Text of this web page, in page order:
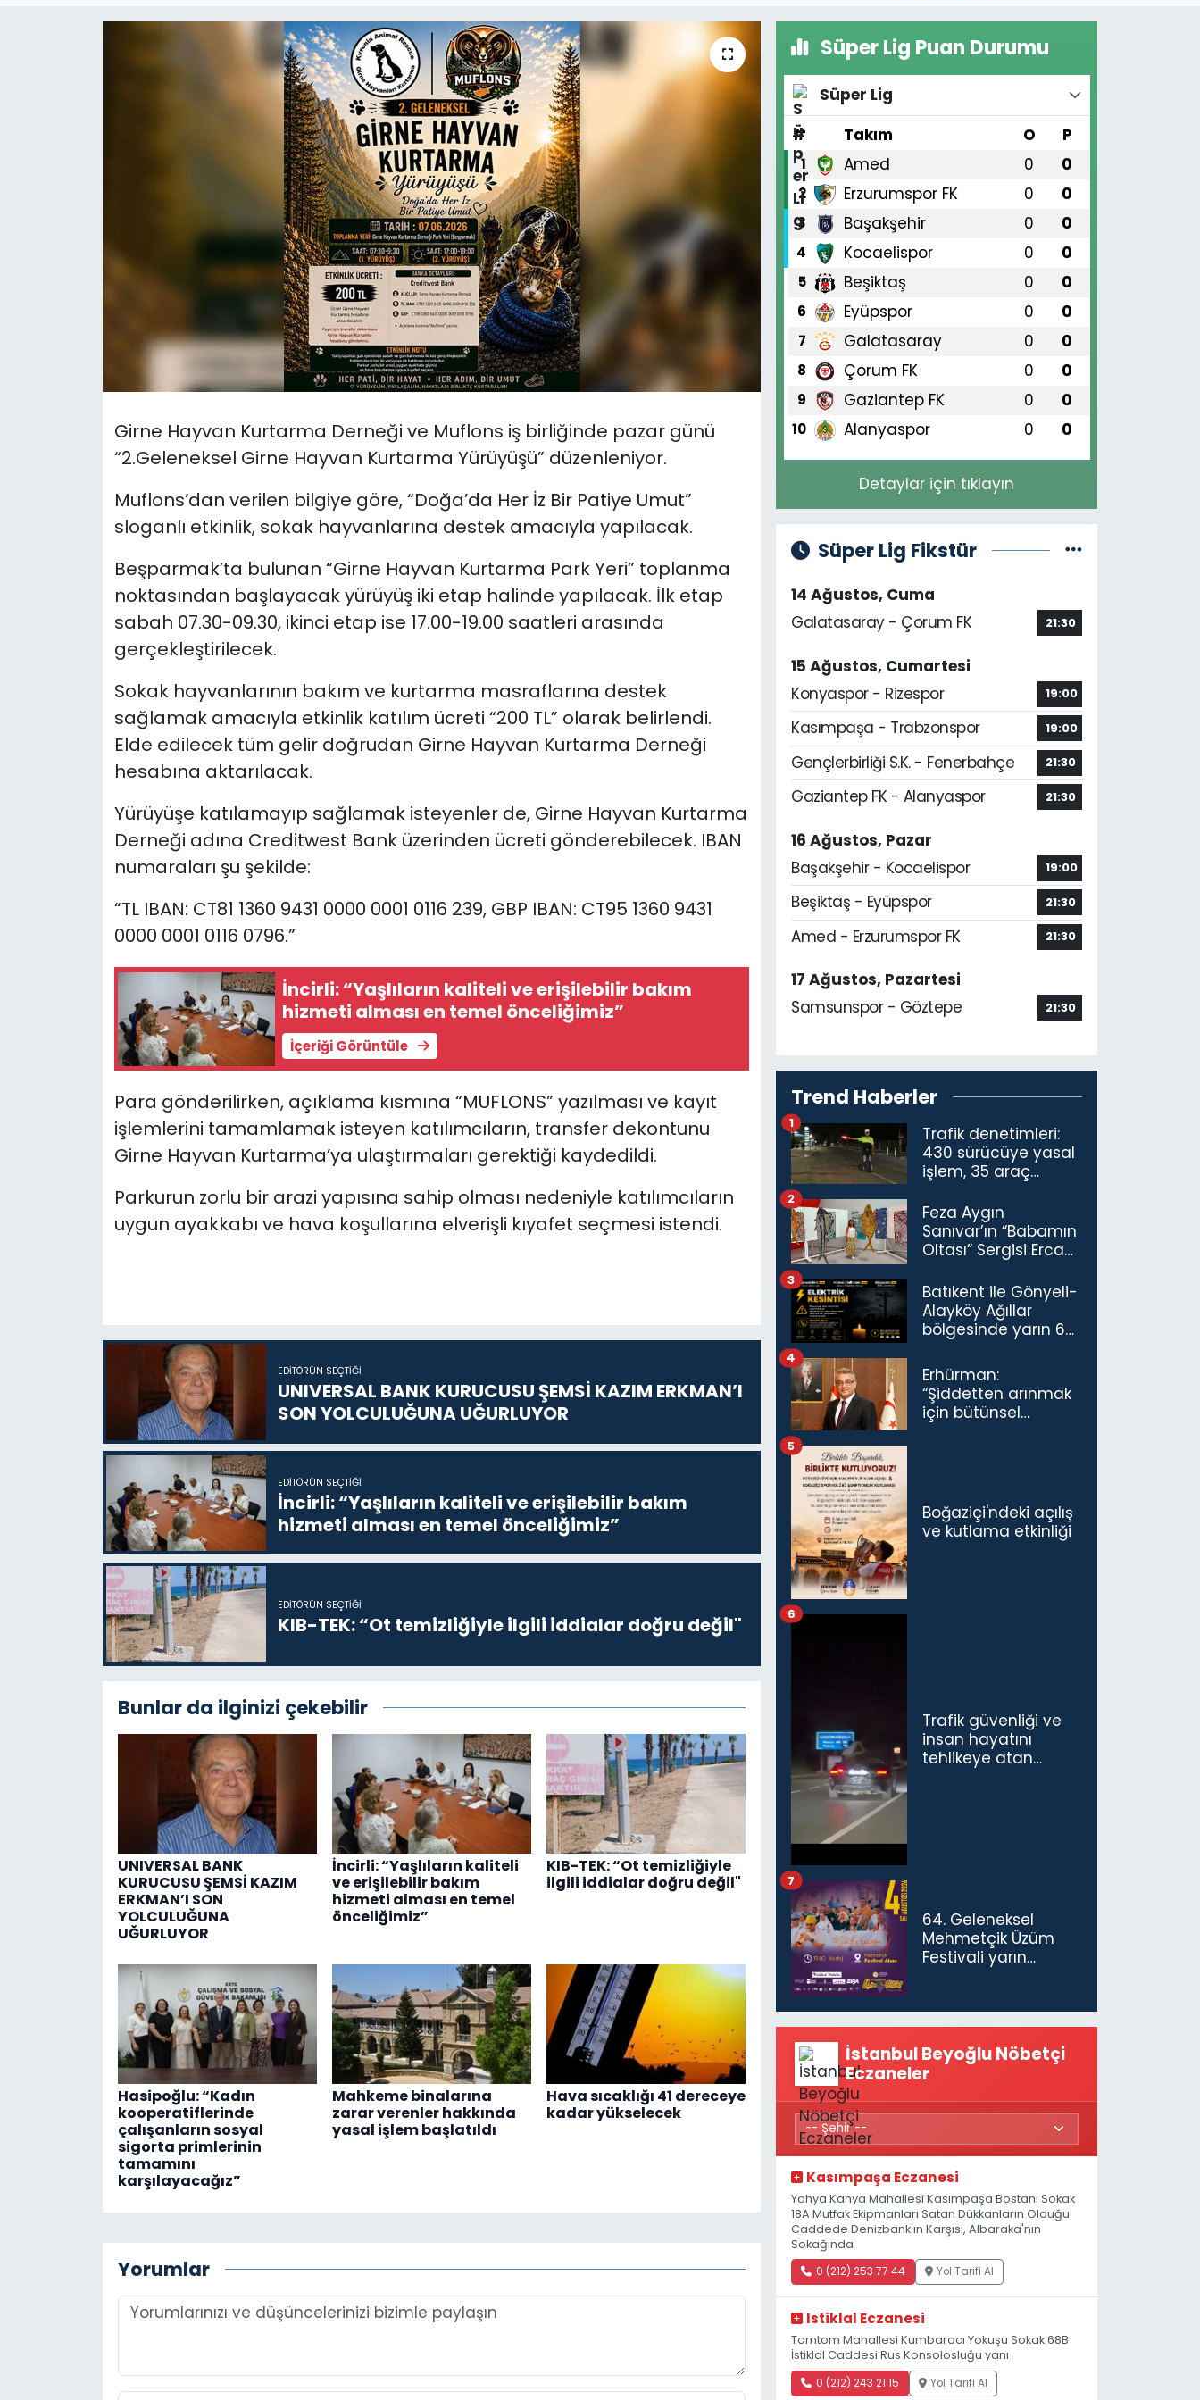
Girne Hayvan Kurtarma Derneği ve Muflons iş birliğinde pazar günü
“2.Geleneksel Girne Hayvan Kurtarma Yürüyüşü” düzenleniyor.
Muflons’dan verilen bilgiye göre, “Doğa’da Her İz Bir Patiye Umut”
sloganlı etkinlik, sokak hayvanlarına destek amacıyla yapılacak.
Beşparmak’ta bulunan “Girne Hayvan Kurtarma Park Yeri” toplanma
noktasından başlayacak yürüyüş iki etap halinde yapılacak. İlk etap
sabah 07.30-09.30, ikinci etap ise 17.00-19.00 saatleri arasında
gerçekleştirilecek.
Sokak hayvanlarının bakım ve kurtarma masraflarına destek
sağlamak amacıyla etkinlik katılım ücreti “200 TL” olarak belirlendi.
Elde edilecek tüm gelir doğrudan Girne Hayvan Kurtarma Derneği
hesabına aktarılacak.
Yürüyüşe katılamayıp sağlamak isteyenler de, Girne Hayvan Kurtarma
Derneği adına Creditwest Bank üzerinden ücreti gönderebilecek. IBAN
numaraları şu şekilde:
“TL IBAN: CT81 1360 9431 0000 0001 0116 239, GBP IBAN: CT95 1360 9431
0000 0001 0116 0796.”
İncirli: “Yaşlıların kaliteli ve erişilebilir bakım
hizmeti alması en temel önceliğimiz”
İçeriği Görüntüle
Para gönderilirken, açıklama kısmına “MUFLONS” yazılması ve kayıt
işlemlerini tamamlamak isteyen katılımcıların, transfer dekontunu
Girne Hayvan Kurtarma’ya ulaştırmaları gerektiği kaydedildi.
Parkurun zorlu bir arazi yapısına sahip olması nedeniyle katılımcıların
uygun ayakkabı ve hava koşullarına elverişli kıyafet seçmesi istendi.
EDITÖRÜN SEÇTIĞI
UNIVERSAL BANK KURUCUSU ŞEMSİ KAZIM ERKMAN’I
SON YOLCULUĞUNA UĞURLUYOR
EDITÖRÜN SEÇTIĞI
İncirli: “Yaşlıların kaliteli ve erişilebilir bakım
hizmeti alması en temel önceliğimiz”
EDITÖRÜN SEÇTIĞI
KIB-TEK: “Ot temizliğiyle ilgili iddialar doğru değil"
Bunlar da ilginizi çekebilir
UNIVERSAL BANK
KURUCUSU ŞEMSİ KAZIM
ERKMAN’I SON
YOLCULUĞUNA
UĞURLUYOR
İncirli: “Yaşlıların kaliteli
ve erişilebilir bakım
hizmeti alması en temel
önceliğimiz”
KIB-TEK: “Ot temizliğiyle
ilgili iddialar doğru değil"
Hasipoğlu: “Kadın
kooperatiflerinde
çalışanların sosyal
sigorta primlerinin
tamamını
karşılayacağız”
Mahkeme binalarına
zarar verenler hakkında
yasal işlem başlatıldı
Hava sıcaklığı 41 dereceye
kadar yükselecek
Yorumlar
Süper Lig Puan Durumu
Süper Lig
#
Takım O P
1 Amed 0 0
2 Erzurumspor FK 0 0
3 Başakşehir 0 0
4 Kocaelispor 0 0
5 Beşiktaş 0 0
6 Eyüpspor 0 0
7 Galatasaray 0 0
8 Çorum FK 0 0
9 Gaziantep FK 0 0
10 Alanyaspor 0 0
Detaylar için tıklayın
Süper Lig Fikstür
14 Ağustos, Cuma
Galatasaray - Çorum FK
21:30
15 Ağustos, Cumartesi
Konyaspor - Rizespor
19:00
Kasımpaşa - Trabzonspor 19:00
Gençlerbirliği S.K. - Fenerbahçe 21:30
Gaziantep FK - Alanyaspor 21:30
16 Ağustos, Pazar
Başakşehir - Kocaelispor
19:00
Beşiktaş - Eyüpspor 21:30
Amed - Erzurumspor FK 21:30
17 Ağustos, Pazartesi
Samsunspor - Göztepe
21:30
Trend Haberler
Trafik denetimleri:
430 sürücüye yasal
işlem, 35 araç
1
Feza Aygın
Sanıvar’ın “Babamın
Oltası” Sergisi Ercan
Açıldı
2
Batıkent ile Gönyeli-
Alayköy Ağıllar
bölgesinde yarın 6
kesintisi…
3
Erhürman:
“Şiddetten arınmak
için bütünsel
4
Boğaziçi'ndeki açılış
ve kutlama etkinliği
5
Trafik güvenliği ve
insan hayatını
tehlikeye atan
6
64. Geleneksel
Mehmetçik Üzüm
Festivali yarın
7
İstanbul Beyoğlu Nöbetçi
Eczaneler
Kasımpaşa Eczanesi
Yahya Kahya Mahallesi Kasımpaşa Bostanı Sokak
18A Mutfak Ekipmanları Satan Dükkanların Olduğu
Caddede Denizbank'ın Karşısı, Albaraka'nın
Sokağında
0 (212) 253 77 44 Yol Tarifi Al
Istiklal Eczanesi
Tomtom Mahallesi Kumbaracı Yokuşu Sokak 68B
İstiklal Caddesi Rus Konsolosluğu yanı
0 (212) 243 21 15 Yol Tarifi Al
Otomobil Dünyası
Politika
Teknoloji
Video Galeri
Yazarlar